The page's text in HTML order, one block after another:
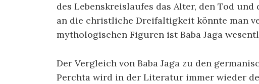
des Lebenskreislaufes das Alter, den Tod
an die christliche Dreifaltigkeit könnte man
mythologischen Figuren ist Baba Jaga
Der Vergleich von Baba Jaga zu den
Perchta wird in der Literatur immer wieder